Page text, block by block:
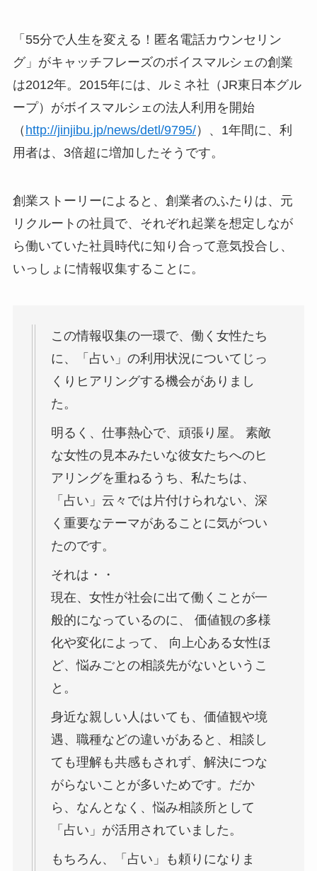
「55分で人生を変える！匿名電話カウンセリン
グ」がキャッチフレーズのボイスマルシェの創業
は2012年。2015年には、ルミネ社（JR東日本グル
ープ）がボイスマルシェの法人利用を開始
（ http://jinjibu.jp/news/detl/9795/）、1年間に、利
用者は、3倍超に増加したそうです。
創業ストーリーによると、創業者のふたりは、元
リクルートの社員で、それぞれ起業を想定しなが
ら働いていた社員時代に知り合って意気投合し、
いっしょに情報収集することに。
この情報収集の一環で、働く女性たち
に、「占い」の利用状況についてじっ
くりヒアリングする機会がありまし
た。
明るく、仕事熱心で、頑張り屋。 素敵
な女性の見本みたいな彼女たちへのヒ
アリングを重ねるうち、私たちは、
「占い」云々では片付けられない、深
く重要なテーマがあることに気がつい
たのです。
それは・・
現在、女性が社会に出て働くことが一
般的になっているのに、 価値観の多様
化や変化によって、 向上心ある女性ほ
ど、悩みごとの相談先がないというこ
と。
身近な親しい人はいても、価値観や境
遇、職種などの違いがあると、相談し
ても理解も共感もされず、解決につな
がらないことが多いためです。だか
ら、なんとなく、悩み相談所として
「占い」が活用されていました。
もちろん、「占い」も頼りになりま